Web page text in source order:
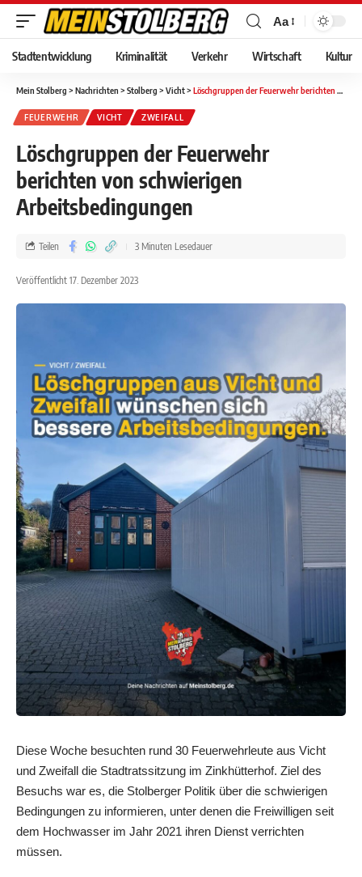
Aa
Stadtentwicklung Kriminalität Verkehr Wirtschaft Kultur
Mein Stolberg > Nachrichten > Stolberg > Vicht> Löschgruppen der Feuerwehr berichten von schwierigen Arbeitsbedingungen
FEUERWEHR VICHT ZWEIFALL
Löschgruppen der Feuerwehr
berichten von schwierigen
Arbeitsbedingungen
Veröffentlicht 17. Dezember 2023
Teilen 3 Minuten Lesedauer
Diese Woche besuchten rund 30 Feuerwehrleute aus Vicht
und Zweifall die Stadtratssitzung im Zinkhütterhof. Ziel des
Besuchs war es, die Stolberger Politik über die schwierigen
Bedingungen zu informieren, unter denen die Freiwilligen seit
dem Hochwasser im Jahr 2021 ihren Dienst verrichten
müssen.